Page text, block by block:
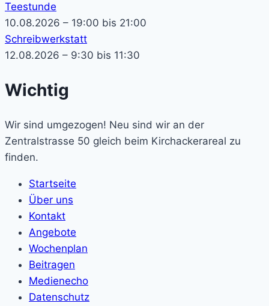
Teestunde
10.08.2026 – 19:00 bis 21:00
Schreibwerkstatt
12.08.2026 – 9:30 bis 11:30
Wichtig
Wir sind umgezogen! Neu sind wir an der
Zentralstrasse 50 gleich beim Kirchackerareal zu
finden.
Startseite
Über uns
Kontakt
Angebote
Wochenplan
Beitragen
Medienecho
Datenschutz